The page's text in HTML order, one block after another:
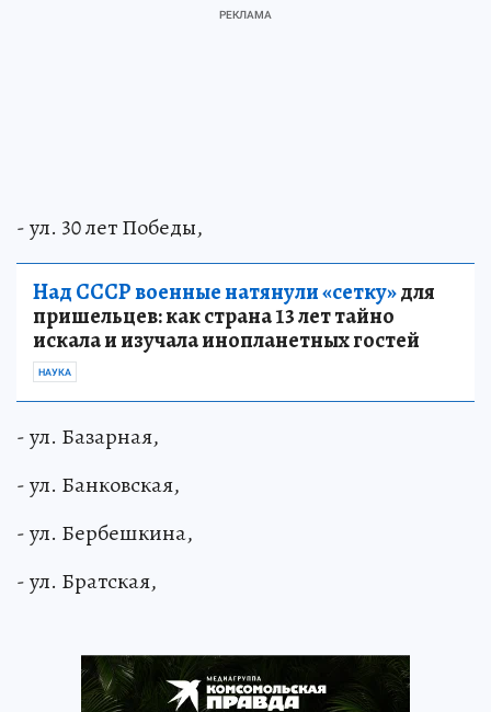
- ул. 30 лет Победы,
Над СССР военные натянули «сетку»для
пришельцев: как страна 13 лет тайно
искала и изучала инопланетных гостей
НАУКА
- ул. Базарная,
- ул. Банковская,
- ул. Бербешкина,
- ул. Братская,